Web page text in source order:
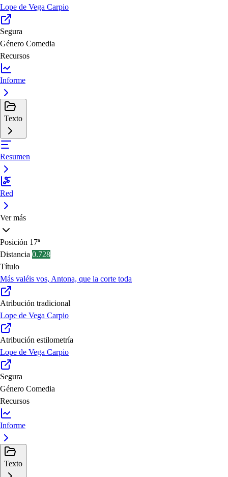
Lope de Vega Carpio
Segura
Género Comedia
Recursos
Informe
Texto
Resumen
Red
Ver más
Posición 17ª
Distancia 0.728
Título
Más valéis vos, Antona, que la corte toda
Atribución tradicional
Lope de Vega Carpio
Atribución estilometría
Lope de Vega Carpio
Segura
Género Comedia
Recursos
Informe
Texto